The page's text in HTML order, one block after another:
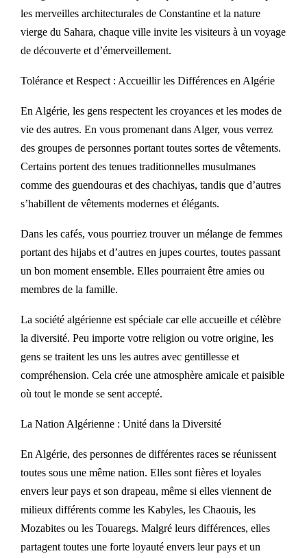
les merveilles architecturales de Constantine et la nature
vierge du Sahara, chaque ville invite les visiteurs à un voyage
de découverte et d’émerveillement.
Tolérance et Respect : Accueillir les Différences en Algérie
En Algérie, les gens respectent les croyances et les modes de
vie des autres. En vous promenant dans Alger, vous verrez
des groupes de personnes portant toutes sortes de vêtements.
Certains portent des tenues traditionnelles musulmanes
comme des guendouras et des chachiyas, tandis que d’autres
s’habillent de vêtements modernes et élégants.
Dans les cafés, vous pourriez trouver un mélange de femmes
portant des hijabs et d’autres en jupes courtes, toutes passant
un bon moment ensemble. Elles pourraient être amies ou
membres de la famille.
La société algérienne est spéciale car elle accueille et célèbre
la diversité. Peu importe votre religion ou votre origine, les
gens se traitent les uns les autres avec gentillesse et
compréhension. Cela crée une atmosphère amicale et paisible
où tout le monde se sent accepté.
La Nation Algérienne : Unité dans la Diversité
En Algérie, des personnes de différentes races se réunissent
toutes sous une même nation. Elles sont fières et loyales
envers leur pays et son drapeau, même si elles viennent de
milieux différents comme les Kabyles, les Chaouis, les
Mozabites ou les Touaregs. Malgré leurs différences, elles
partagent toutes une forte loyauté envers leur pays et un